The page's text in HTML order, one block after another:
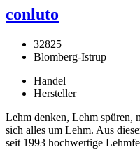
conluto
32825
Blomberg-Istrup
Handel
Hersteller
Lehm denken, Lehm spüren,
sich alles um Lehm. Aus
seit 1993 hochwertige